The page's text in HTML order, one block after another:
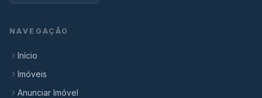
NAVEGAÇÃO
Início
Imóveis
Anunciar Imóvel